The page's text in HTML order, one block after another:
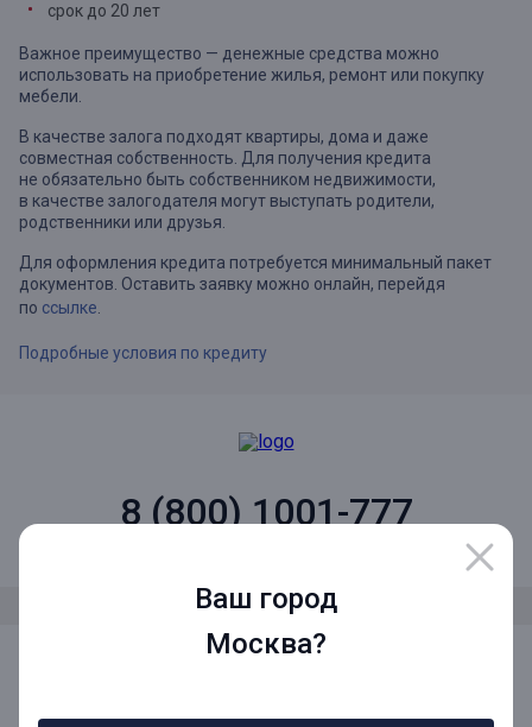
Ваш город
Москва?
срок до 20 лет
Важное преимущество — денежные средства можно
использовать на приобретение жилья, ремонт или покупку
мебели.
В качестве залога подходят квартиры, дома и даже
совместная собственность. Для получения кредита
не обязательно быть собственником недвижимости,
в качестве залогодателя могут выступать родители,
родственники или друзья.
Для оформления кредита потребуется минимальный пакет
документов. Оставить заявку можно онлайн, перейдя
по ссылке
Подробные условия по кредиту
8 (800) 1001-777